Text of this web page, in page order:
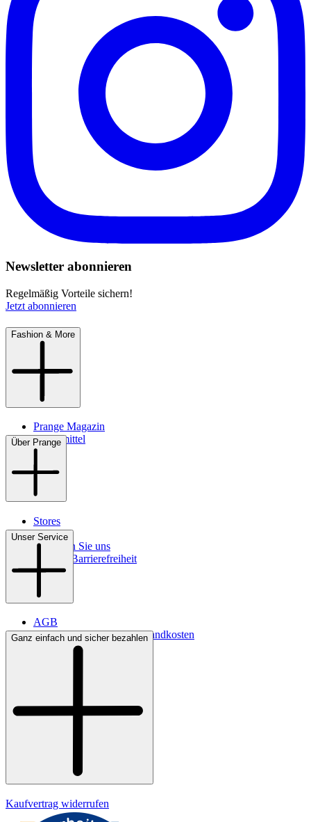
Newsletter abonnieren
Regelmäßig Vorteile sichern!
Jetzt abonnieren
Fashion & More
Prange Magazin
Pflegemittel
Über Prange
Stores
Kontakt
So finden Sie uns
Digitale Barrierefreiheit
Unser Service
AGB
Lieferbedingungen & Versandkosten
Bezahlung
Ganz einfach und sicher bezahlen
Kaufvertrag widerrufen